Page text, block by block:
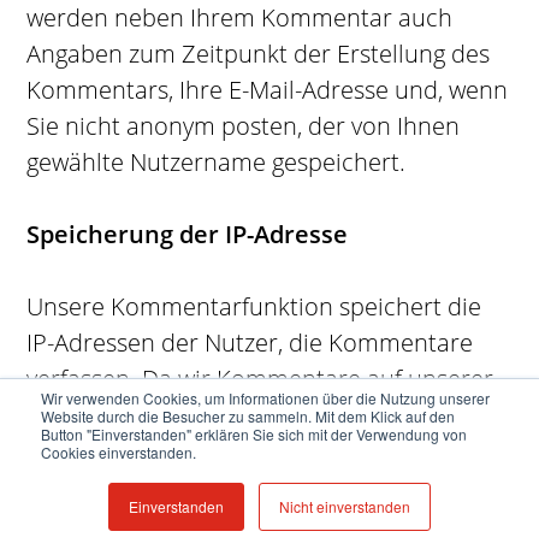
Wir verwenden Cookies, um Informationen über die Nutzung unserer
Website durch die Besucher zu sammeln. Mit dem Klick auf den
Button "Einverstanden" erklären Sie sich mit der Verwendung von
Cookies einverstanden.
Einverstanden Nicht einverstanden
werden neben Ihrem Kommentar auch
Angaben zum Zeitpunkt der Erstellung des
Kommentars, Ihre E-Mail-Adresse und, wenn
Sie nicht anonym posten, der von Ihnen
gewählte Nutzername gespeichert.
Speicherung der IP-Adresse
Unsere Kommentarfunktion speichert die
IP-Adressen der Nutzer, die Kommentare
verfassen. Da wir Kommentare auf unserer
Seite nicht vor der Freischaltung prüfen,
benötigen wir diese Daten, um im Falle von
Rechtsverletzungen wie Beleidigungen oder
Propaganda gegen den Verfasser vorgehen